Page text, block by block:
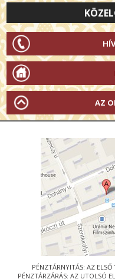
AZ
PÉNZTÁRNYITÁS: AZ ELSŐ
PÉNZTÁRZÁRÁS: AZ UTOLSÓ